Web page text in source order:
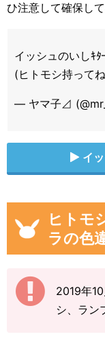
ひ注意して確保し
イッシュのいし
(ヒトモシ持って
— ヤマ子⊿
イ
ヒトモ
ラの色
2019年
シ、ラン